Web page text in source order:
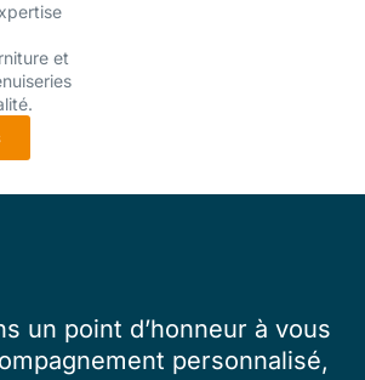
et
un point d’honneur à vous
personnalisé,